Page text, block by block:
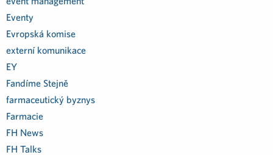
Eventy
Evropská komise
externí komunikace
EY
Fandíme Stejně
farmaceutický byznys
Farmacie
FH News
FH Talks